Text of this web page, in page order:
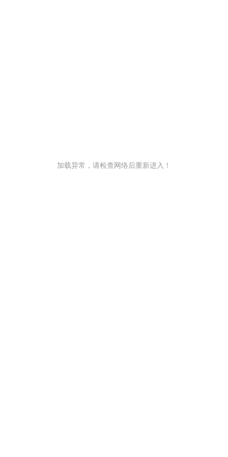
加载异常，请检查网络后重新进入！